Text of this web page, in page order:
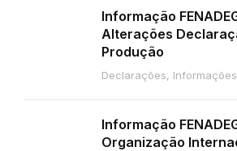
Informação
Alterações
Produção
Declarações, Informações
Informação
Organização